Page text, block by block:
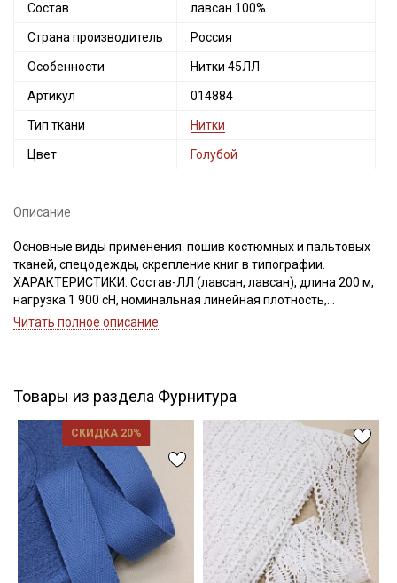
Состав лавсан 100%
Страна производитель Россия
Особенности Нитки 45ЛЛ
Артикул 014884
Тип ткани Нитки
Цвет Голубой
Описание
Основные виды применения: пошив костюмных и пальтовых
тканей, спецодежды, скрепление книг в типографии.
ХАРАКТЕРИСТИКИ: Состав-ЛЛ (лавсан, лавсан), длина 200 м,
нагрузка 1 900 сН, номинальная линейная плотность,
Текс(структура)- 43,5 (21Текс*2)
Читать полное описание
Товары из раздела Фурнитура
СКИДКА 20%
Секретная рассылка от Купава
Мы публикуем здесь дополнительные
Электронная почта
Подписаться
Ознакомлен(а) сПолитикой обработки персональных
данныхи даюСогласие на обработку персональных